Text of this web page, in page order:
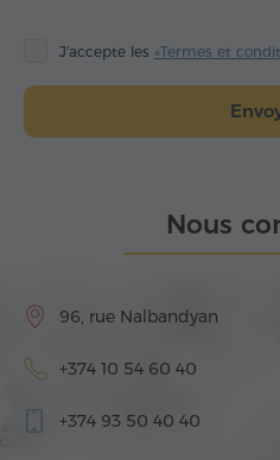
J'accepte les «Termes et
Nous
96, rue Nalbandyan
+374 10 54 60 40
+374 93 50 40 40